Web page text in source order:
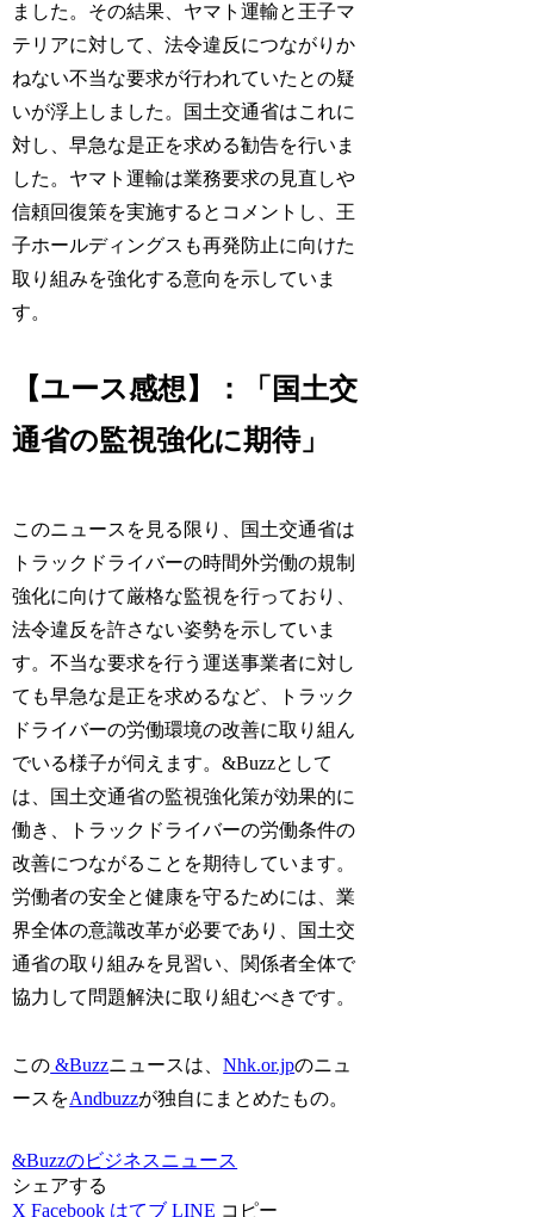
ました。その結果、ヤマト運輸と王子マ
テリアに対して、法令違反につながりか
ねない不当な要求が行われていたとの疑
いが浮上しました。国土交通省はこれに
対し、早急な是正を求める勧告を行いま
した。ヤマト運輸は業務要求の見直しや
信頼回復策を実施するとコメントし、王
子ホールディングスも再発防止に向けた
取り組みを強化する意向を示していま
す。
【ユース感想】：「国土交
通省の監視強化に期待」
このニュースを見る限り、国土交通省は
トラックドライバーの時間外労働の規制
強化に向けて厳格な監視を行っており、
法令違反を許さない姿勢を示していま
す。不当な要求を行う運送事業者に対し
ても早急な是正を求めるなど、トラック
ドライバーの労働環境の改善に取り組ん
でいる様子が伺えます。&Buzzとして
は、国土交通省の監視強化策が効果的に
働き、トラックドライバーの労働条件の
改善につながることを期待しています。
労働者の安全と健康を守るためには、業
界全体の意識改革が必要であり、国土交
通省の取り組みを見習い、関係者全体で
協力して問題解決に取り組むべきです。
この &Buzzニュースは、Nhk.or.jpのニュ
ースをAndbuzzが独自にまとめたもの。
&Buzzのビジネスニュース
シェアする
X Facebook はてブ LINE コピー